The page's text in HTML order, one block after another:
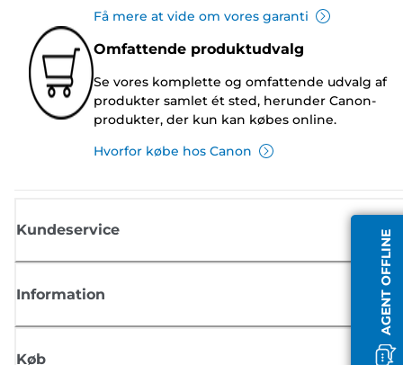
AGENT OFFLINE
Få mere at vide om vores garanti
Omfattende produktudvalg
Se vores komplette og omfattende udvalg af
produkter samlet ét sted, herunder Canon-
produkter, der kun kan købes online.
Hvorfor købe hos Canon
Kundeservice
Information
Køb